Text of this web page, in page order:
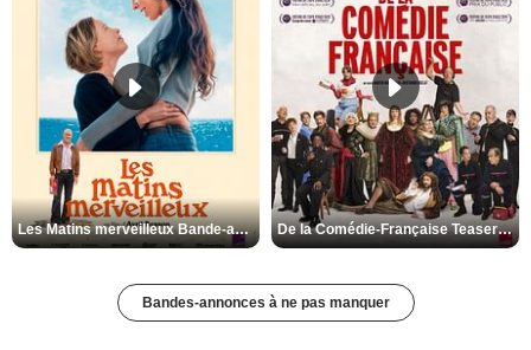
Les Matins merveilleux Bande-annonce VF De la Comédie-Française Teaser VF
Bandes-annonces à ne pas manquer